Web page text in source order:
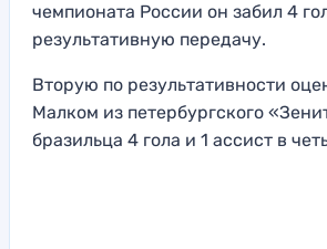
чемпионата России он забил 4
результативную передачу.
Вторую по результативности
Малком из петербургского
бразильца 4 гола и 1 ассист в